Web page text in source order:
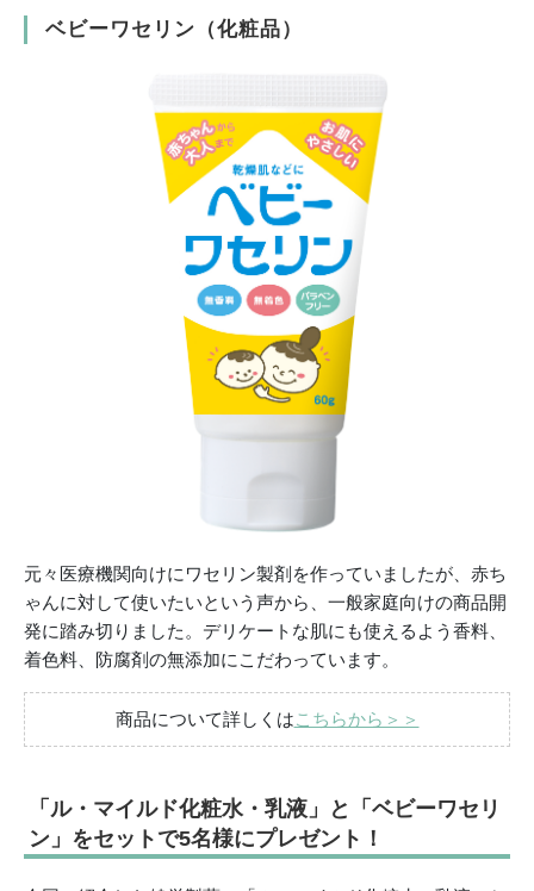
ベビーワセリン（化粧品）
元々医療機関向けにワセリン製剤を作っていましたが、赤ち
ゃんに対して使いたいという声から、一般家庭向けの商品開
発に踏み切りました。デリケートな肌にも使えるよう香料、
着色料、防腐剤の無添加にこだわっています。
商品について詳しくはこちらから＞＞
「ル・マイルド化粧水・乳液」と「ベビーワセリ
ン」をセットで5名様にプレゼント！